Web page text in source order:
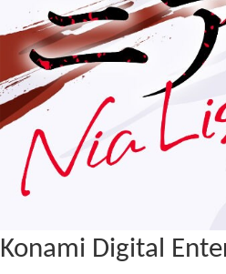
Konami Digital